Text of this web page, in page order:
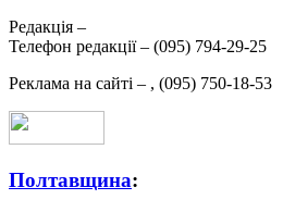
Редакція –
Телефон редакції – (095) 794-29-25
Реклама на сайті – , (095) 750-18-53
Полтавщина: